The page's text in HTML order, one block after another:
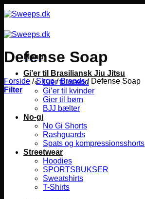
til
Menu
Gi’er til Brasiliansk Jiu Jitsu
Gier til mænd
Gi’er til kvinder
Gier til børn
BJJ bælter
No-gi
No Gi Shorts
Rashguards
Spats og kompressionsshorts
Streetwear
Hoodies
SPORTSBUKSER
Sweatshirts
T-Shirts
Defense Soap
Forside / Shop / Brands /Defense Soap
Filter